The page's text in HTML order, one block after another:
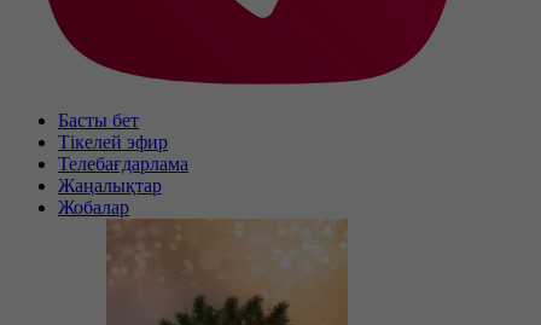
Басты бет
Тікелей эфир
Телебағдарлама
Жаңалықтар
Жобалар